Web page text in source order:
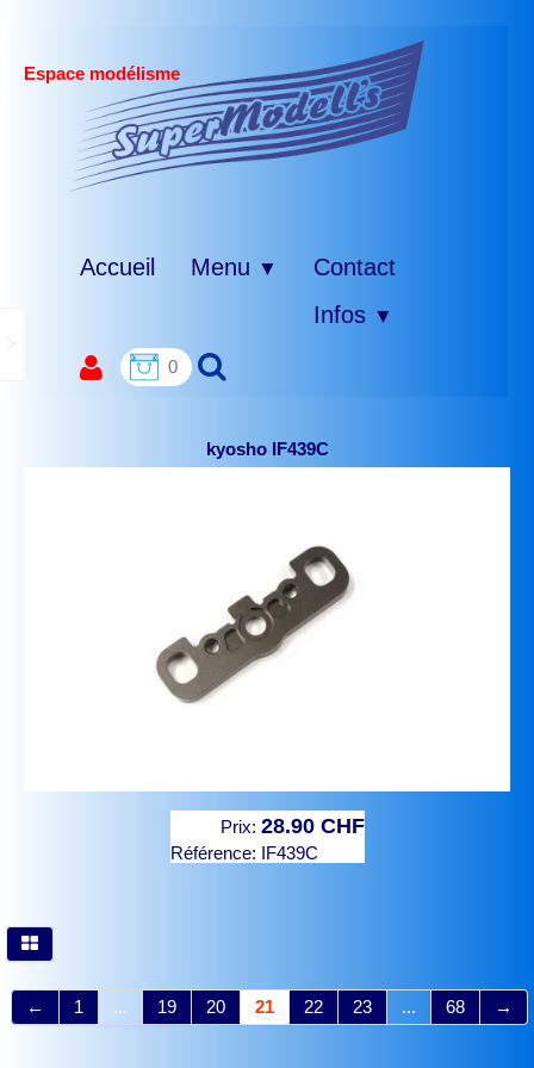
Espace modélisme
Accueil Menu ▼
Contact
Infos ▼
0
kyosho IF439C
Prix: 28.90 CHF
Référence: IF439C
← 1 ... 19 20 21 22 23 ... 68 →